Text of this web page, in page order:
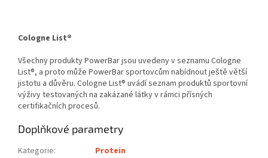
Cologne List®
Všechny produkty PowerBar jsou uvedeny v seznamu Cologne
List®, a proto může PowerBar sportovcům nabídnout ještě větší
jistotu a důvěru. Cologne List® uvádí seznam produktů sportovní
výživy testovaných na zakázané látky v rámci přísných
certifikačních procesů.
Doplňkové parametry
Kategorie:
Protein